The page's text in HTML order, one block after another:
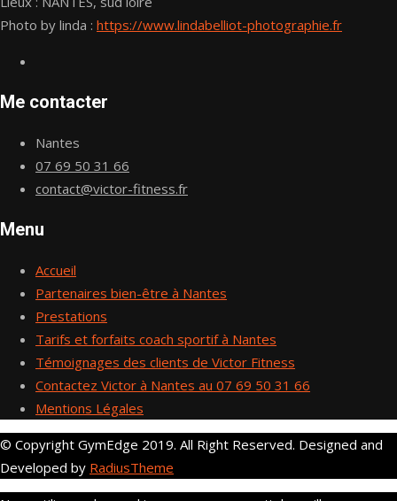
Photo by linda : https://www.lindabelliot-photographie.fr
Me contacter
Nantes
07 69 50 31 66
contact@victor-fitness.fr
Menu
Accueil
Partenaires bien-être à Nantes
Prestations
Tarifs et forfaits coach sportif à Nantes
Témoignages des clients de Victor Fitness
Contactez Victor à Nantes au 07 69 50 31 66
Mentions Légales
© Copyright GymEdge 2019. All Right Reserved. Designed and
Developed by RadiusTheme